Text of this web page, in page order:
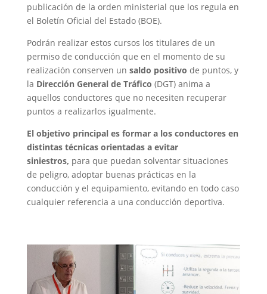
publicación de la orden ministerial que los regula en
el Boletín Oficial del Estado (BOE).
Podrán realizar estos cursos los titulares de un
permiso de conducción que en el momento de su
realización conserven un saldo positivo de puntos, y
la Dirección General de Tráfico (DGT) anima a
aquellos conductores que no necesiten recuperar
puntos a realizarlos igualmente.
El objetivo principal es formar a los conductores en
distintas técnicas orientadas a evitar
siniestros, para que puedan solventar situaciones
de peligro, adoptar buenas prácticas en la
conducción y el equipamiento, evitando en todo caso
cualquier referencia a una conducción deportiva.